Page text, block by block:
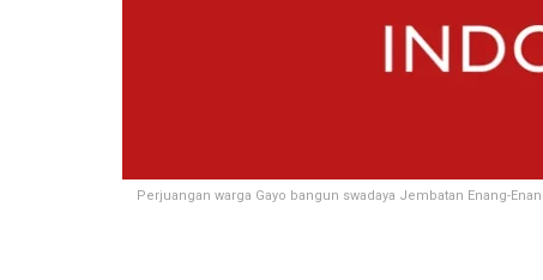
Perjuangan warga Gayo bangun swadaya Jembatan Enang-